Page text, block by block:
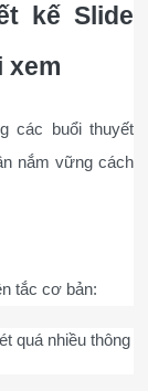
kế Slide
xem
các buổi thuyết
nắm vững cách
tắc cơ bản:
quá nhiều thông